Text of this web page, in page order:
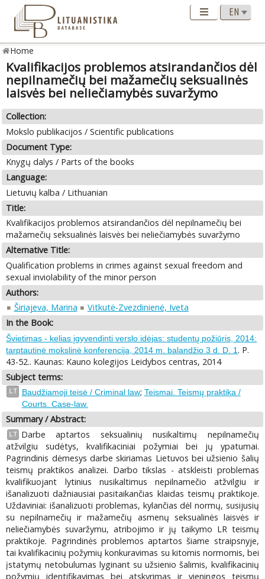
Home
Kvalifikacijos problemos atsirandančios dėl
nepilnamečių bei mažamečių seksualinės
laisvės bei neliečiamybės suvaržymo
Collection:
Mokslo publikacijos / Scientific publications
Document Type:
Knygų dalys / Parts of the books
Language:
Lietuvių kalba / Lithuanian
Title:
Kvalifikacijos problemos atsirandančios dėl nepilnamečių bei
mažamečių seksualinės laisvės bei neliečiamybės suvaržymo
Alternative Title:
Qualification problems in crimes against sexual freedom and
sexual inviolability of the minor person
Authors:
Širiajeva, Marina
Vitkutė-Zvezdinienė, Iveta
In the Book:
Švietimas - kelias įgyvendinti verslo idėjas: studentų požiūris, 2014:
tarptautinė mokslinė konferencija, 2014 m. balandžio 3 d. D. 1 . P.
43-52.. Kaunas: Kauno kolegijos Leidybos centras, 2014
Subject terms:
LT Baudžiamoji teisė / Criminal law; Teismai. Teismų praktika /
Courts. Case-law.
Summary / Abstract:
LT
Darbe aptartos seksualinių nusikaltimų nepilnamečių
atžvilgiu sudėtys, kvalifikaciniai požymiai bei jų ypatumai.
Pagrindinis dėmesys darbe skiriamas Lietuvos bei užsienio šalių
teismų praktikos analizei. Darbo tikslas - atskleisti problemas
kvalifikuojant lytinius nusikaltimus nepilnamečio atžvilgiu ir
išanalizuoti dažniausiai pasitaikančias klaidas teismų praktikoje.
Uždaviniai: išanalizuoti problemas, kylančias dėl normų, susijusių
su nepilnamečių ir mažamečių asmenų seksualinės laisvės ir
neliečiamybės suvaržymu, atribojimo ir jų taikymo LR teismų
praktikoje. Pagrindinės problemos aptartos šiame straipsnyje,
tai kvalifikacinių požymių konkuravimas su kitomis normomis, bei
įstatymų netobulumas lyginant su užsienio šalimis, kvalifikacinių
požymių identifikavimas bei atskyrimas ir vieningos teismų